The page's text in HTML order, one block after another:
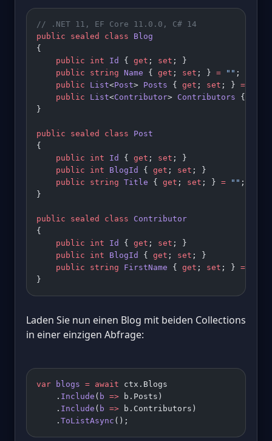
// .NET 11, EF Core 11.0.0, C# 14
public sealed class Blog
{
    public
int Id { get ; set ; }
    public
string Name { get ; set ; } = "" ;
    public
List<Post> Posts { get ; set ; } =
    public
List<Contributor> Contributors {
}
public sealed class Post
{
    public
int Id { get ; set ; }
    public
int BlogId { get ; set ; }
    public
string Title { get ; set ; } = "" ;
}
public sealed class Contributor
{
    public
int Id { get ; set ; }
    public
int BlogId { get ; set ; }
    public
string FirstName { get ; set ; } =
}
Laden Sie nun einen Blog mit beiden Collections
in einer einzigen Abfrage:
var blogs = await ctx.Blogs
    .
Include ( b => b.Posts)
    .
Include ( b => b.Contributors)
    .
ToListAsync ();